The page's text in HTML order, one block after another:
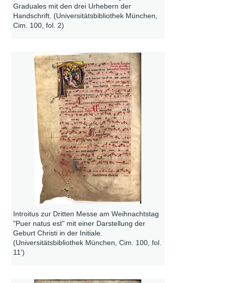
Graduales mit den drei Urhebern der
Handschrift. (Universitätsbibliothek München,
Cim. 100, fol. 2)
Introitus zur Dritten Messe am Weihnachtstag
"Puer natus est" mit einer Darstellung der
Geburt Christi in der Initiale.
(Universitätsbibliothek München, Cim. 100, fol.
11')